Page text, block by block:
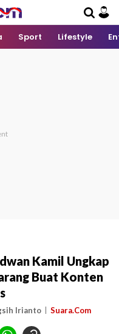
Sport Lifestyle
Kamil Ungkap
Buat Konten
Irianto Suara.Com